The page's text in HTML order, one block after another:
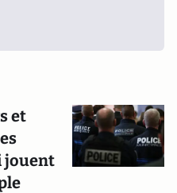
et
jouent